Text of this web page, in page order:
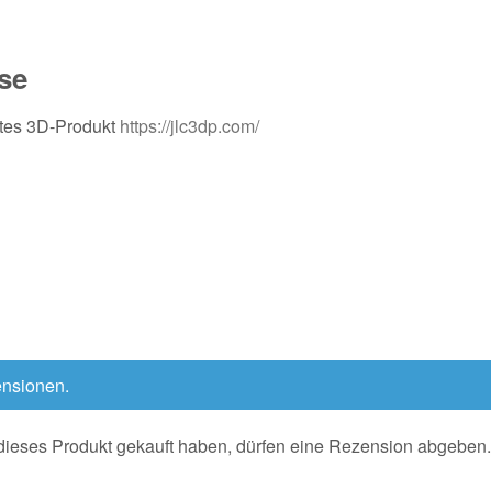
3D-Produkt https://jlc3dp.com/
Produkt gekauft haben, dürfen eine Rezension abgeben.